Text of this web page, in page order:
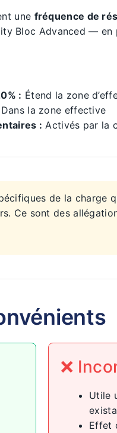
une fréquence de
Bloc Advanced —
: Étend la zone
Dans la zone effective
: Activés par la
de la charge
Ce sont des
❌
Utile
Effet